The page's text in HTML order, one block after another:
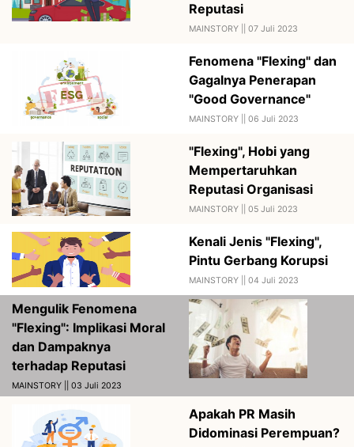
Reputasi
MAINSTORY || 07 Juli 2023
Fenomena "Flexing" dan
Gagalnya Penerapan
"Good Governance"
MAINSTORY || 06 Juli 2023
"Flexing", Hobi yang
Mempertaruhkan
Reputasi Organisasi
MAINSTORY || 05 Juli 2023
Kenali Jenis "Flexing",
Pintu Gerbang Korupsi
MAINSTORY || 04 Juli 2023
Mengulik Fenomena
"Flexing": Implikasi Moral
dan Dampaknya
terhadap Reputasi
MAINSTORY || 03 Juli 2023
Apakah PR Masih
Didominasi Perempuan?